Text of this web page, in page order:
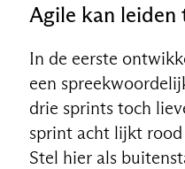
Agile kan
In de eerste
een
drie sprints toch
sprint acht lijkt rood
Stel hier als